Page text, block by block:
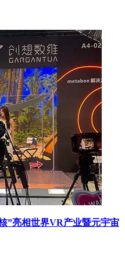
”亮相世界VR产业暨元宇宙